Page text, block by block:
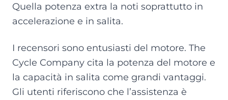
Quella potenza extra la noti soprattutto in
accelerazione e in salita.
I recensori sono entusiasti del motore. The
Cycle Company cita la potenza del motore e
la capacità in salita come grandi vantaggi.
Gli utenti riferiscono che l’assistenza è